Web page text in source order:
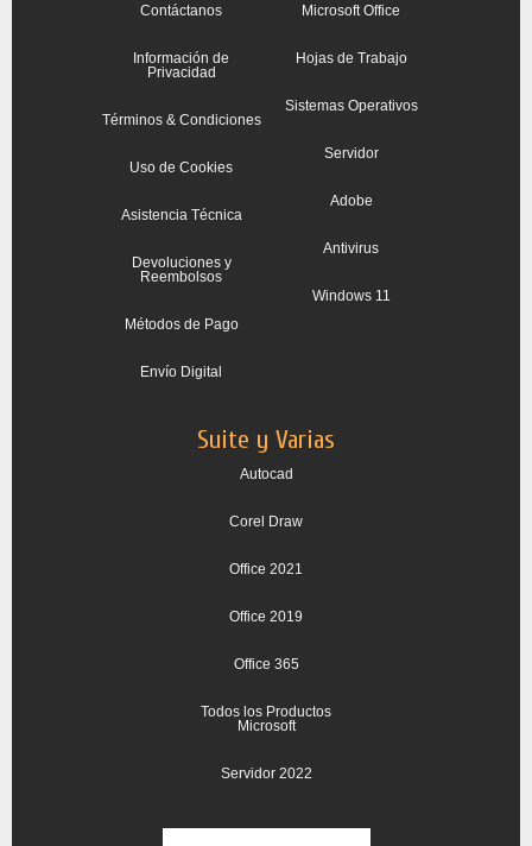
Contáctanos
Información de
Privacidad
Términos & Condiciones
Uso de Cookies
Asistencia Técnica
Devoluciones y
Reembolsos
Métodos de Pago
Envío Digital
Microsoft Office
Hojas de Trabajo
Sistemas Operativos
Servidor
Adobe
Antivirus
Windows 11
Suite y Varias
Autocad
Corel Draw
Office 2021
Office 2019
Office 365
Todos los Productos
Microsoft
Servidor 2022